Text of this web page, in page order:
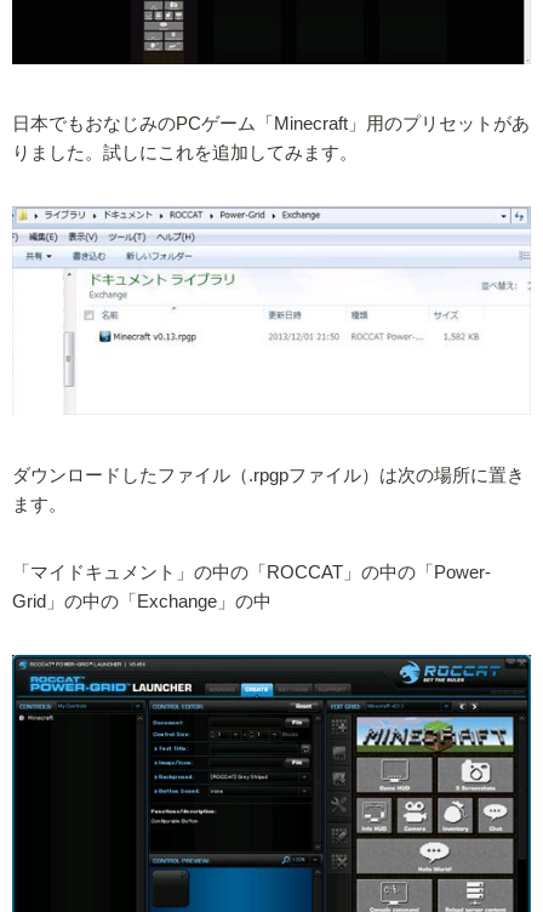
日本でもおなじみのPCゲーム「Minecraft」用のプリセットがあ
りました。試しにこれを追加してみます。
ダウンロードしたファイル（.rpgpファイル）は次の場所に置き
ます。
「マイドキュメント」の中の「ROCCAT」の中の「Power-
Grid」の中の「Exchange」の中